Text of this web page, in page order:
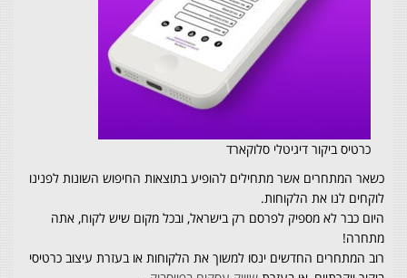
כרטיס ביקור דיגיטלי סלוקארד
כשאר המתחרים אשר מתחילים להופיע בתוצאות החיפוש השונות לפנינו
לוקחים לנו את הלקוחות.
היום כבר לא מספיק לפרסם רק בישראל, ובכל מקום שיש לקוח, אתה
מתחרה!
רוב המתחרים החדשים ינסו למשוך את הלקוחות או בעזרת עיצוב כרטיסי